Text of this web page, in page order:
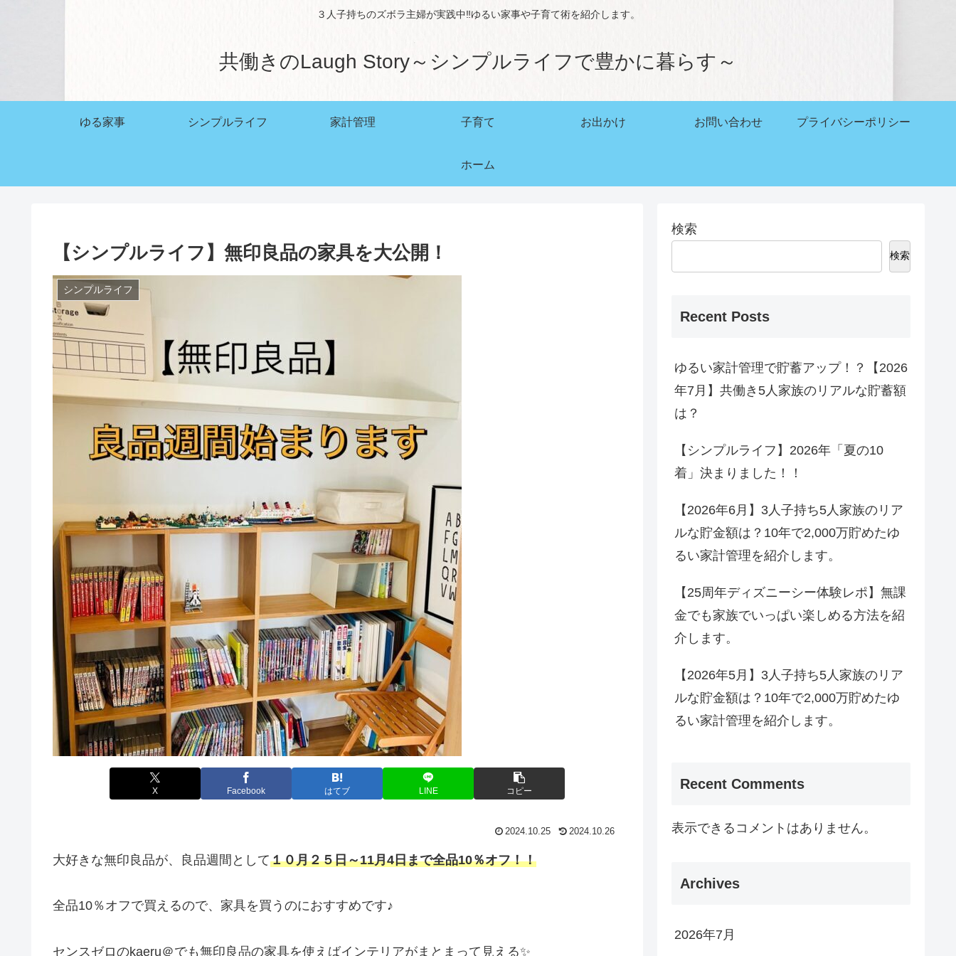
３人子持ちのズボラ主婦が実践中‼ゆるい家事や子育て術を紹介します。
共働きのLaugh Story～シンプルライフで豊かに暮らす～
ゆる家事 シンプルライフ 家計管理 子育て お出かけ お問い合わせ プライバシーポリシー
ホーム
【シンプルライフ】無印良品の家具を大公開！
シンプルライフ
X Facebook はてブ LINE コピー
2024.10.25 2024.10.26
大好きな無印良品が、良品週間として１０月２５日～11月4日まで全品10％オフ！！
全品10％オフで買えるので、家具を買うのにおすすめです♪
センスゼロのkaeru＠でも無印良品の家具を使えばインテリアがまとまって見える✨
検索
検索
Recent Posts
ゆるい家計管理で貯蓄アップ！？【2026
年7月】共働き5人家族のリアルな貯蓄額
は？
【シンプルライフ】2026年「夏の10
着」決まりました！！
【2026年6月】3人子持ち5人家族のリア
ルな貯金額は？10年で2,000万貯めたゆ
るい家計管理を紹介します。
【25周年ディズニーシー体験レポ】無課
金でも家族でいっぱい楽しめる方法を紹
介します。
【2026年5月】3人子持ち5人家族のリア
ルな貯金額は？10年で2,000万貯めたゆ
るい家計管理を紹介します。
Recent Comments
表示できるコメントはありません。
Archives
2026年7月